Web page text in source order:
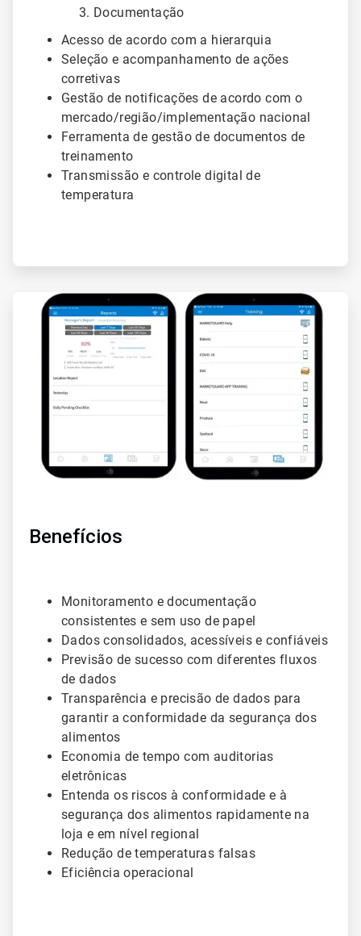
Documentação
Acesso de acordo com a hierarquia
Seleção e acompanhamento de ações
corretivas
Gestão de notificações de acordo com o
mercado/região/implementação nacional
Ferramenta de gestão de documentos de
treinamento
Transmissão e controle digital de
temperatura
ArticleTile
Benefícios
Monitoramento e documentação
consistentes e sem uso de papel
Dados consolidados, acessíveis e confiáveis
Previsão de sucesso com diferentes fluxos
de dados
Transparência e precisão de dados para
garantir a conformidade da segurança dos
alimentos
Economia de tempo com auditorias
eletrônicas
Entenda os riscos à conformidade e à
segurança dos alimentos rapidamente na
loja e em nível regional
Redução de temperaturas falsas
Eficiência operacional